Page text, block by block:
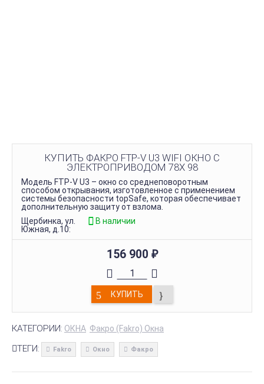
КУПИТЬ ФАКРО FTP-V U3 WIFI ОКНО С
ЭЛЕКТРОПРИВОДОМ 78Х 98
Модель FTP-V U3 – окно со среднеповоротным
способом открывания, изготовленное с применением
системы безопасности topSafe, которая обеспечивает
дополнительную защиту от взлома.
Щербинка, ул.
Южная, д.10:
В наличии
156 900 ₽
КУПИТЬ
КАТЕГОРИИ: ОКНА Факро (Fakro) Окна
ТЕГИ: Fakro Окно Факро